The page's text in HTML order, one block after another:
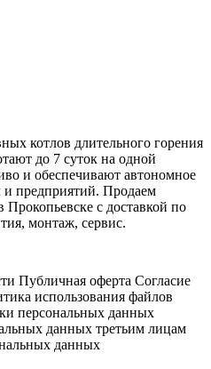
котлов длительного горения
до 7 суток на одной
и обеспечивают автономное
и предприятий. Продаем
с доставкой по
монтаж, сервис.
Публичная оферта Согласие
использования файлов
персональных данных
данных третьим лицам
данных